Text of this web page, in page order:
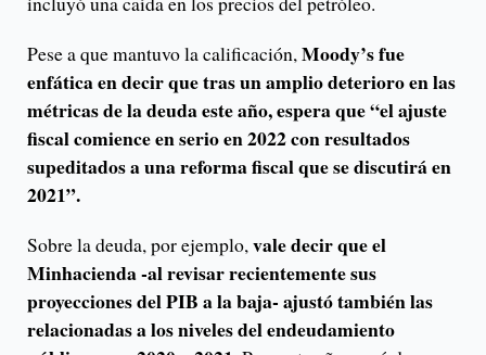
Pese a que mantuvo la calificación,Moody’s fue
enfática en decir que tras un amplio deterioro en las
métricas de la deuda este año, espera que “el ajuste
fiscal comience en serio en 2022 con resultados
supeditados a una reforma fiscal que se discutirá en
2021”.
Sobre la deuda, por ejemplo,vale decir que el
Minhacienda -al revisar recientemente sus
proyecciones del PIB a la baja- ajustó también las
relacionadas a los niveles del endeudamiento